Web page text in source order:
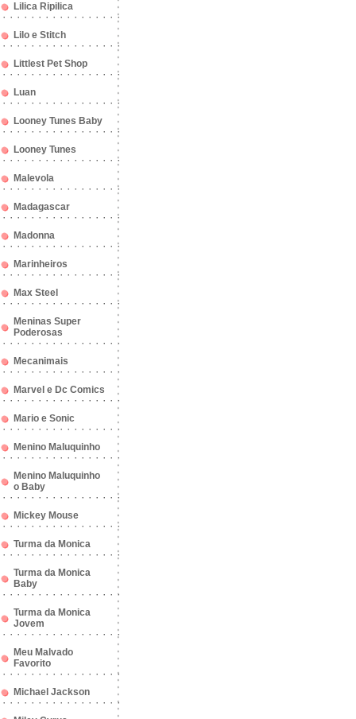
Lilica Ripilica
Lilo e Stitch
Littlest Pet Shop
Luan
Looney Tunes Baby
Looney Tunes
Malevola
Madagascar
Madonna
Marinheiros
Max Steel
Meninas Super
Poderosas
Mecanimais
Marvel e Dc Comics
Mario e Sonic
Menino Maluquinho
Menino Maluquinho
o Baby
Mickey Mouse
Turma da Monica
Turma da Monica
Baby
Turma da Monica
Jovem
Meu Malvado
Favorito
Michael Jackson